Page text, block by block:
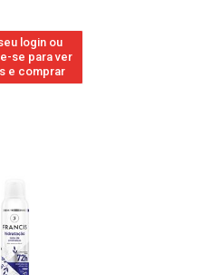
login ou
se para ver
e comprar